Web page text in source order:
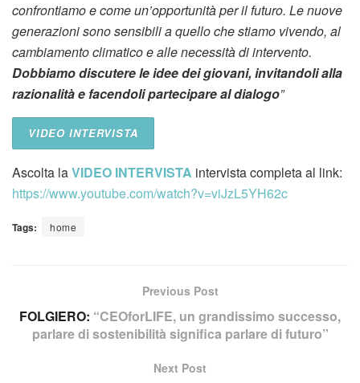
confrontiamo e come un’opportunità per il futuro. Le nuove
generazioni sono sensibili a quello che stiamo vivendo, al
cambiamento climatico e alle necessità di intervento.
Dobbiamo discutere le idee dei giovani, invitandoli alla
razionalità e facendoli partecipare al dialogo”
VIDEO INTERVISTA
Ascolta laVIDEO INTERVISTA intervista completa al link:
https://www.youtube.com/watch?v=viJzL5YH62c
Tags: home
Previous Post
FOLGIERO: “CEOforLIFE, un grandissimo successo,
parlare di sostenibilità significa parlare di futuro”
Next Post